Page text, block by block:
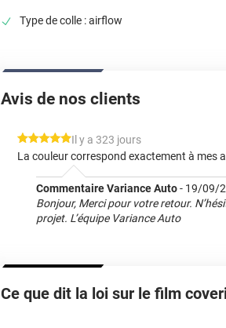
Type de colle : airflow
Avis de nos clients
*****
Il y a 323 jours
La couleur correspond exactement à mes
Commentaire Variance Auto- 19/09/
Bonjour, Merci pour votre retour.
projet. L’équipe Variance Auto
Ce que dit la loi sur le film